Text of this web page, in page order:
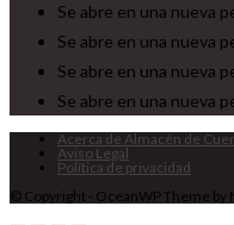
Se abre en una nueva
Se abre en una nueva
Se abre en una nueva
Se abre en una nueva
Acerca de Almacén de
Aviso Legal
Política de privacidad
© Copyright - OceanWP Theme by